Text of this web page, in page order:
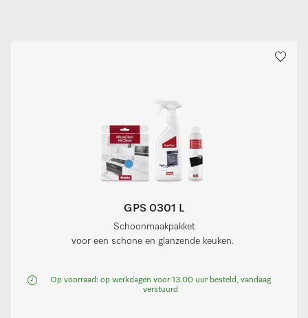
GPS 0301 L
Schoonmaakpakket
voor een schone en glanzende keuken.
Op voorraad: op werkdagen voor 13.00 uur besteld, vandaag
verstuurd